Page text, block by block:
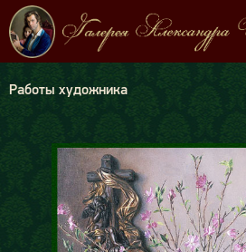
Работы художника